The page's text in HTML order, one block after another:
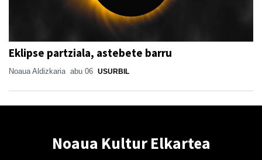
Eklipse partziala, astebete barru
Noaua Aldizkaria abu 06 USURBIL
Noaua Kultur Elkartea